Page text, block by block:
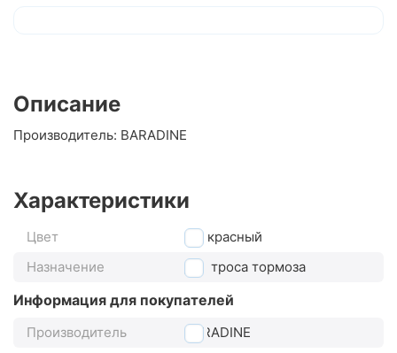
Описание
Производитель: BARADINE
Характеристики
Цвет
красный
Назначение
для троса тормоза
Информация для покупателей
Производитель
BARADINE